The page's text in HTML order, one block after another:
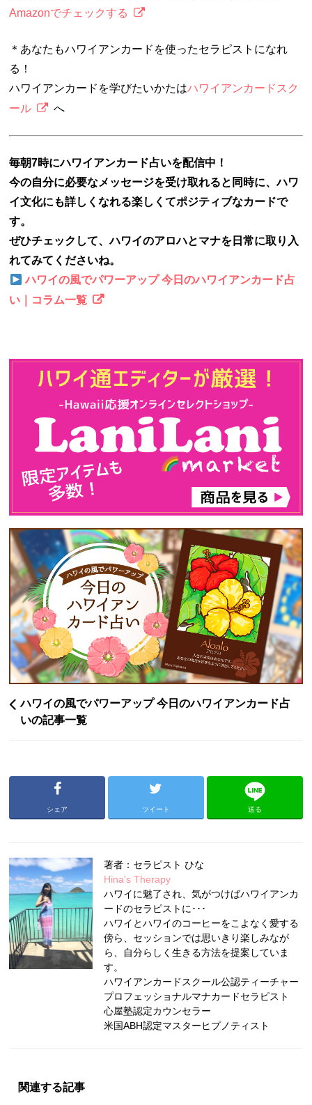
Amazonでチェックする
＊あなたもハワイアンカードを使ったセラピストになれ
る！
ハワイアンカードを学びたいかたはハワイアンカードスク
ール
へ
毎朝7時にハワイアンカード占いを配信中！
今の自分に必要なメッセージを受け取れると同時に、ハワ
イ文化にも詳しくなれる楽しくてポジティブなカードで
す。
ぜひチェックして、ハワイのアロハとマナを日常に取り入
れてみてくださいね。
ハワイの風でパワーアップ 今日のハワイアンカード占
い｜コラム一覧
ハワイの風でパワーアップ 今日のハワイアンカード占
いの記事一覧
シェア ツイート 送る
著者：セラピスト ひな
Hina's Therapy
ハワイに魅了され、気がつけばハワイアンカ
ードのセラピストに･･･
ハワイとハワイのコーヒーをこよなく愛する
傍ら、セッションでは思いきり楽しみなが
ら、自分らしく生きる方法を提案していま
す。
ハワイアンカードスクール公認ティーチャー
プロフェッショナルマナカードセラピスト
心屋塾認定カウンセラー
米国ABH認定マスターヒプノティスト
関連する記事